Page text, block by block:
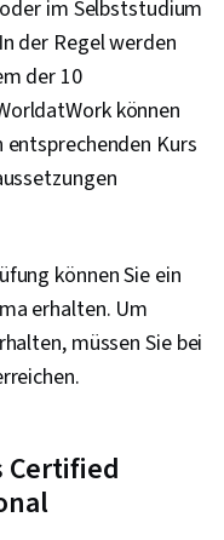
im Selbststudium
der Regel werden
der 10
können
Kurs
können Sie ein
erhalten. Um
müssen Sie bei
Certified